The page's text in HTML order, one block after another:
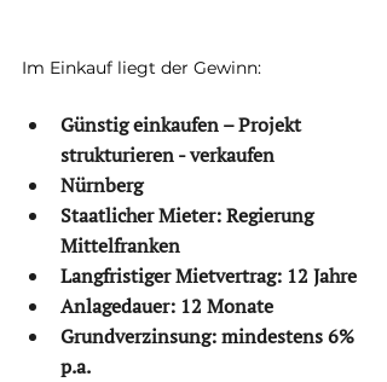
Im Einkauf liegt der Gewinn:
Günstig einkaufen – Projekt
strukturieren - verkaufen
Nürnberg
Staatlicher Mieter: Regierung
Mittelfranken
Langfristiger Mietvertrag: 12 Jahre
Anlagedauer: 12 Monate
Grundverzinsung: mindestens 6%
p.a.